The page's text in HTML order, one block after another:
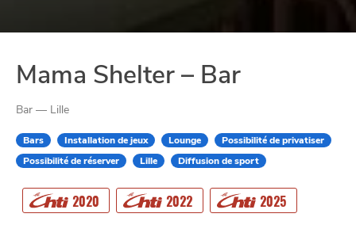
Mama Shelter – Bar
Bar — Lille
Bars Installation de jeux Lounge
Possibilité de privatiser
Possibilité de réserver
Lille Diffusion de sport
2020 2022 2025
CHTITE
CANAILLE